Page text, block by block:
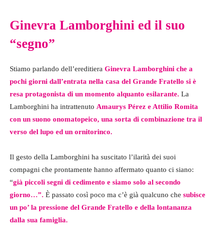
Ginevra Lamborghini ed il suo
“segno”
Stiamo parlando dell’ereditiera Ginevra Lamborghini che a
pochi giorni dall’entrata nella casa del Grande Fratello si è
resa protagonista di un momento alquanto esilarante. La
Lamborghini ha intrattenuto Amaurys Pérez e Attilio Romita
con un suono onomatopeico, una sorta di combinazione tra il
verso del lupo ed un ornitorinco.
Il gesto della Lamborghini ha suscitato l’ilarità dei suoi
compagni che prontamente hanno affermato quanto ci siano:
“già piccoli segni di cedimento e siamo solo al secondo
giorno…”. È passato così poco ma c’è già qualcuno che subisce
un po’ la pressione del Grande Fratello e della lontananza
dalla sua famiglia.